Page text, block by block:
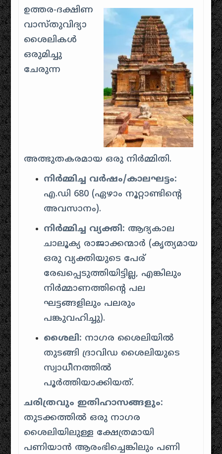
ഉത്തര-ദക്ഷിണ
വാസ്തുവിദ്യാ
ശൈലികൾ
ഒരുമിച്ചു
ചേരുന്ന
അത്ഭുതകരമായ ഒരു നിർമ്മിതി.
നിർമ്മിച്ച വർഷം/കാലഘട്ടം:
എ.ഡി 680 (ഏഴാം നൂറ്റാണ്ടിന്റെ
അവസാനം).
നിർമ്മിച്ച വ്യക്തി: ആദ്യകാല
ചാലൂക്യ രാജാക്കന്മാർ (കൃത്യമായ
ഒരു വ്യക്തിയുടെ പേര്
രേഖപ്പെടുത്തിയിട്ടില്ല, എങ്കിലും
നിർമ്മാണത്തിന്റെ പല
ഘട്ടങ്ങളിലും പലരും
പങ്കുവഹിച്ചു).
ശൈലി: നാഗര ശൈലിയിൽ
തുടങ്ങി ദ്രാവിഡ ശൈലിയുടെ
സ്വാധീനത്തിൽ
പൂർത്തിയാക്കിയത്.
ചരിത്രവും ഇതിഹാസങ്ങളും:
തുടക്കത്തിൽ ഒരു നാഗര
ശൈലിയിലുള്ള ക്ഷേത്രമായി
പണിയാൻ ആരംഭിച്ചെങ്കിലും പണി